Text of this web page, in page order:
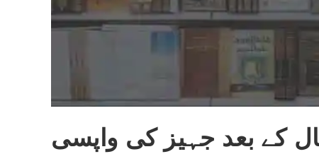
کے بعد جہیز کی واپسی